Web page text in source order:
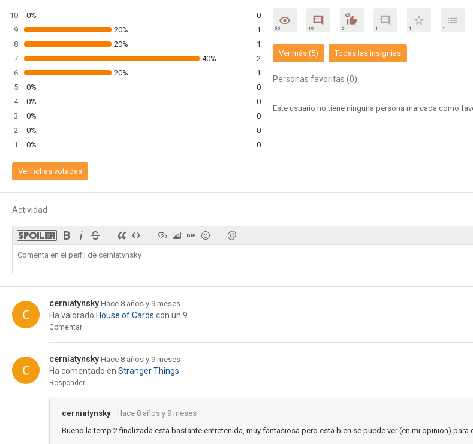
10
0%
9
20%
8
20%
7
40%
6
20%
5
0%
4
0%
3
0%
2
0%
1
0%
0
1
1
2
1
0
0
0
0
0
Ver fichas votadas
Ver más (5) Todas las insignias
Personas favoritas (0)
Este usuario no tiene ninguna persona marcada como
Actividad
cerniatynsky Hace 8 años y 9 meses
Ha valorado House of Cards con un 9
Comentar
cerniatynsky Hace 8 años y 9 meses
Ha comentado en Stranger Things
Responder
cerniatynsky Hace 8 años y 9 meses
Bueno la temp 2 finalizada esta bastante entretenida, muy fantasiosa pero esta bien se puede ver (en mi opinion) para